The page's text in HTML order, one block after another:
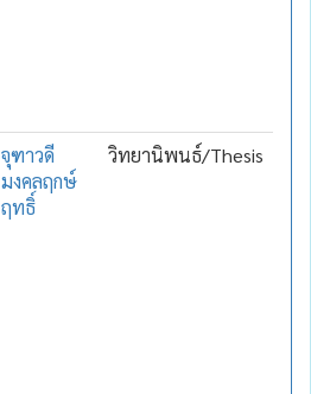
จุฑาวดี
มงคลฤกษ์
ฤทธิ์
วิทยานิพนธ์/Thesis